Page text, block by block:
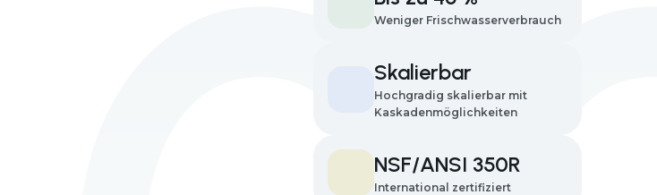
Weniger Frischwasserverbrauch
Skalierbar
Hochgradig skalierbar mit
Kaskadenmöglichkeiten
NSF/ANSI 350R
International zertifiziert